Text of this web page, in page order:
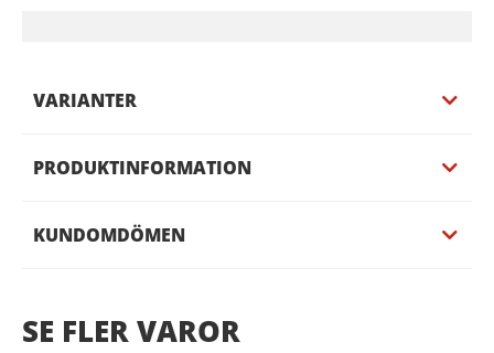
VARIANTER
PRODUKTINFORMATION
KUNDOMDÖMEN
SE FLER VAROR